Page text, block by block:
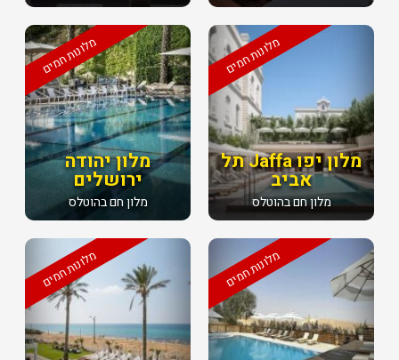
מלונות חמים
מלון יהודה
ירושלים
מלון חם בהוטלס
מלונות חמים
מלון יפו Jaffa תל
אביב
מלון חם בהוטלס
מלונות חמים מלונות חמים